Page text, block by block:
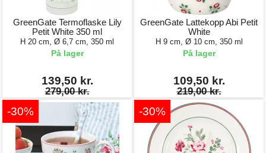
GreenGate Termoflaske Lily
Petit White 350 ml
H 20 cm, Ø 6,7 cm, 350 ml
På lager
139,50 kr.
279,00 kr.
GreenGate Lattekopp Abi Petit
White
H 9 cm, Ø 10 cm, 350 ml
På lager
109,50 kr.
219,00 kr.
-30% -30%